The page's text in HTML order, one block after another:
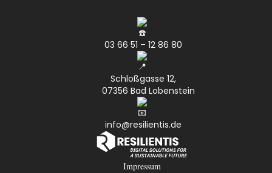
03 66 51 – 12 86 80
Schloßgasse 12,
07356 Bad Lobenstein
info@resilientis.de
Impressum